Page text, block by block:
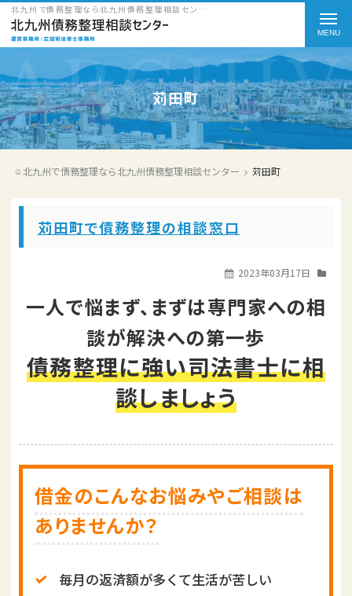
北九州で債務整理なら北九州債務整理相談センターのカテゴリー（対応エリア） 苅田町をご紹介
苅田町
北九州で債務整理なら北九州債務整理相談センター 苅田町
苅田町で債務整理の相談窓口
2023年03月17日
一人で悩まず、まずは専門家への相
談が解決への第一歩
債務整理に強い司法書士に相
談しましょう
借金のこんなお悩みやご相談は
ありませんか？
毎月の返済額が多くて生活が苦しい
t
o
g
g
l
e